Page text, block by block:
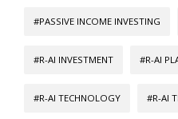
#PASSIVE INCOME INVESTING
#R-AI INVESTMENT #R-AI
#R-AI TECHNOLOGY #R-AI